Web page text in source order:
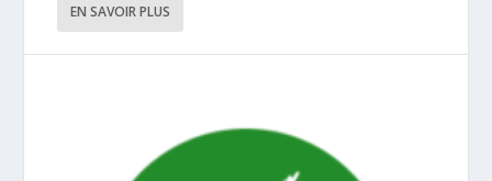
EN SAVOIR PLUS